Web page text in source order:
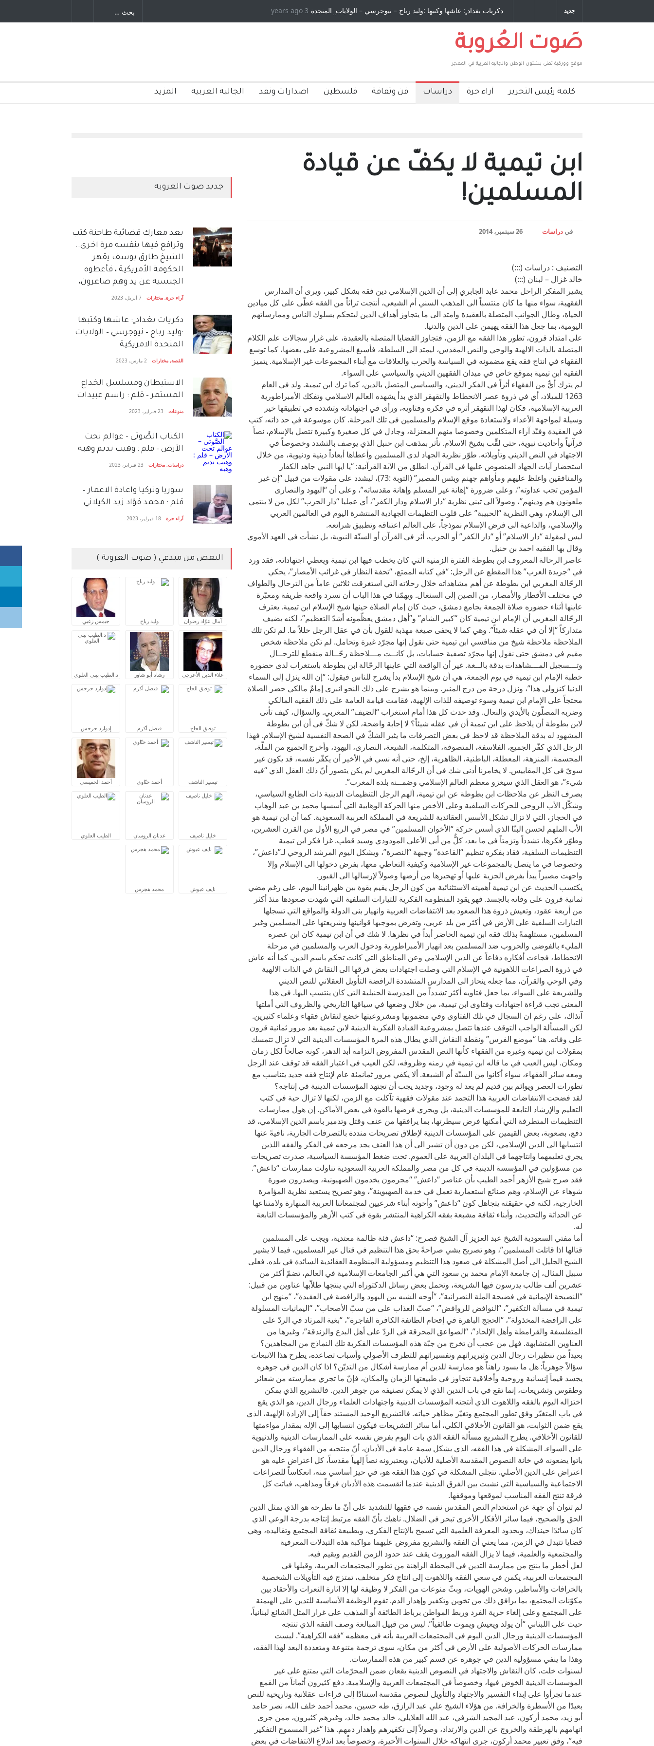
جديد الاستيطان ومسلسل الخداع المستمر - قلم : راسم عبيدات بغداد ٍ: عاشها وكتبها :وليد رباح – نيوجرسي – الولايات المتحدة
الامريكية
3 years ago
صَوت العُروبة
موقع وورقية تعنى بشئون الوطن والجاليه العربية في المهجر
كلمة رئيس التحرير آراء حرة دراسات فن وثقافة فلسطين اصدارات ونقد الجالية العربية المزيد
ابن تيمية لا يكفّ عن قيادة
المسلمين!
في دراسات 26 سبتمبر، 2014
التصنيف : دراسات (:::)
خالد غزال – لبنان (:::)
يشير المفكر الراحل محمد عابد الجابري إلى أن الدين الإسلامي دين فقه بشكل كبير، ويرى أن المدارس
الفقهية، سواء منها ما كان منتسباً الى المذهب السني أم الشيعي، أنتجت تراثاً من الفقه غطّى على كل ميادين
الحياة، وطال الجوانب المتصلة بالعقيدة وامتد الى ما يتجاوز أهداف الدين ليتحكم بسلوك الناس وممارساتهم
اليومية، بما جعل هذا الفقه يهيمن على الدين والدنيا.
على امتداد قرون، تطور هذا الفقه مع الزمن، فتجاوز القضايا المتصلة بالعقيدة، على غرار سجالات علم الكلام
المتصلة بالذات الالهية والوحي والنص المقدس، ليمتد الى السلطة، فأسبغ المشروعية على بعضها، كما توسع
الفقهاء في انتاج فقه يقع مضمونه في السياسة والحرب والعلاقات مع أبناء المجموعات غير الإسلامية. يتميز
الفقيه ابن تيمية بموقع خاص في ميدان الفقهين الديني والسياسي على السواء.
لم يترك أيٌّ من الفقهاء أثراً في الفكر الديني، والسياسي المتصل بالدين، كما ترك ابن تيمية. ولد في العام
1263 للميلاد، أي في ذروة عصر الانحطاط والتقهقر الذي بدأ يشهده العالم الاسلامي وتفكك الأمبراطورية
العربية الإسلامية، فكان لهذا التقهقر أثره في فكره وفتاويه، ورأى في اجتهاداته وتشدده في تطبيقها خير
وسيلة لمواجهة الأعداء ولاستعادة موقع الإسلام والمسلمين في تلك المرحلة. كان موسوعة في حد ذاته، كتب
في العقيدة وفنّد آراء المتكلمين وخصوصا منهم المعتزلة، وجادل في كل صغيرة وكبيرة تتصل بالإسلام، نصاً
قرآنياً وأحاديث نبوية، حتى لقِّب بشيخ الاسلام. تأثر بمذهب ابن حنبل الذي يوصف بالتشدد وخصوصاً في
الاجتهاد في النص الديني وتأويلاته. طوّر نظرية الجهاد لدى المسلمين وأعطاها أبعاداً دينية ودنيوية، من خلال
استحضار آيات الجهاد المنصوص عليها في القرآن. انطلق من الآية القرآنية: “يا ايها النبي جاهد الكفار
والمنافقين واغلظ عليهم ومأواهم جهنم وبئس المصير” (التوبة :73)، ليشدد على مقولات من قبيل “إن غير
المؤمن تجب عداوته”، وعلى ضرورة “إهانة غير المسلم وإهانة مقدساته”، وعلى أن “اليهود والنصارى
ملعونون هم ودينهم”، وصولاً الى تبني نظرية “دار الاسلام ودار الكفر”، أي عمليا “دار الحرب” لكل من لا ينتمي
الى الإسلام، وهي النظرية “الحبيبة” على قلوب التظيمات الجهادية المنتشرة اليوم في العالمين العربي
والإسلامي، والداعية الى فرض الإسلام نموذجاً، على العالم اعتناقه وتطبيق شرائعه.
ليس لمقولة “دار الاسلام” أو “دار الكفر” أو الحرب، أثر في القرآن أو السنّة النبوية، بل نشأت في العهد الأموي
وقال بها الفقيه احمد بن حنبل.
عاصر الرحالة المعروف ابن بطوطة الفترة الزمنية التي كان يخطب فيها ابن تيمية ويعطي اجتهاداته، فقد ورد
في “جريدة العرب” هذا المقطع عن الرجل: “في كتابه الممتع، “تحفة النظار في غرائب الأمصار”، يحكي
الرحّالة المغربي ابن بطوطة عن أهم مشاهداته خلال رحلاته التي استغرقت ثلاثين عاماً من الترحال والطواف
في مختلف الأقطار والأمصار، من الصين إلى السنغال. ويهمّنا في هذا الباب أن نسرد واقعة طريفة ومعبّرة
عاينها أثناء حضوره صلاة الجمعة بجامع دمشق، حيث كان إمام الصلاة حينها شيخ الإسلام ابن تيمية. يعترف
الرحّالة المغربي أن الإمام ابن تيمية كان “كبير الشام” و”أهل دمشق يعظّمونه أشدّ التعظيم”، لكنه يضيف
متداركاً “إلا أن في عقله شيئاً”. وهي كما لا يخفى صيغة مهذبة للقول بأن في عقل الرجل خللاً ما. لم تكن تلك
الملاحظة ملاحظة شيخ من منافسي ابن تيمية حتى نقول إنها مجرّد غيرة وتحامل. لم تكن ملاحظة شخص
مقيم في دمشق حتى نقول إنها مجرّد تصفية حسابات، بل كانــت مـــلاحظة رحّــالة منقطع للترحــال
وتـــسجيل المـــشاهدات بدقة بالــغة. غير أن الواقعة التي عاينها الرحّالة ابن بطوطة باستغراب لدى حضوره
خطبة الإمام ابن تيمية في يوم الجمعة، هي أن شيخ الإسلام بدأ يشرح للناس فيقول: “إن الله ينزل إلى السماء
الدنيا كنزولي هذا”، ونزل درجة من درج المنبر. وبينما هو يشرح على ذلك النحو انبرى إمامٌ مالكي حضر الصلاة
محتجاً على الإمام ابن تيمية وسوء توصيفه للذات الإلهية، فقامت قيامة العامة على ذلك الفقيه المالكي
وضربه المصلّون بالأيدي والنعال. وقد حدث كل هذا أمام استغراب “الضيف” المغربي. والسؤال، كيف تأتى
لابن بطوطة أن يلاحظ على ابن تيمية أن في عقله شيئاً؟ لا إجابة واضحة، لكن لا شكّ في أن ابن بطوطة
المشهود له بدقة الملاحظة قد لاحظ في بعض التصرفات ما يثير الشكّ في الصحة النفسية لشيخ الإسلام. فهذا
الرجل الذي كفّر الجميع، الفلاسفة، المتصوفة، المتكلمة، الشيعة، النصارى، اليهود، وأخرج الجميع من الملّة،
المجسمة، المنزهة، المعطلة، الباطنية، الظاهرية، إلخ، حتى أنه نسي في الأخير أن يكفّر نفسه، قد يكون غير
سويّ في كل المقاييس. لا يخامرنا أدنى شك في أن الرحّالة المغربي لم يكن يتصور أنّ ذلك العقل الذي “فيه
شيء”، هو العقل الذي سيغزو معظم العالم الإسلامي وضمــنه بلده المغرب”.
بصرف النظر عن ملاحظات ابن بطوطة عن ابن تيمية، ألهم الرجل التنظيمات الدينية ذات الطابع السياسي،
وشكّل الأب الروحي للحركات السلفية وعلى الأخص منها الحركة الوهابية التي أسسها محمد بن عبد الوهاب
في الحجاز، التي لا تزال تشكل الأسس العقائدية للشريعة في المملكة العربية السعودية. كما أن ابن تيمية هو
الأب الملهم لحسن البنّا الذي أسس حركة “الأخوان المسلمين” في مصر في الربع الأول من القرن العشرين،
وطوّر فكرها، تشدداً وتزمتاً في ما بعد، كلٌّ من أبي الأعلى المودودي وسيد قطب. غزا فكر ابن تيمية
التنظيمات السلفية، فقاد بفكره تنظيم “القاعدة” وجبهة “النصرة”، ويشكل اليوم المرشد الروحي لـ”داعش”،
وخصوصا في ما يتصل بالمجموعات غير الإسلامية وكيفية التعاطي معها، بفرض دخولها الى الإسلام وإلا
واجهت مصيراً يبدأ بفرض الجزية عليها أو تهجيرها من أرضها وصولاً لإرسالها الى القبور.
يكتسب الحديث عن ابن تيمية أهميته الاستثنائية من كون الرجل يقيم بقوة بين ظهرانينا اليوم، على رغم مضي
ثمانية قرون على وفاته بالجسد. فهو يقود المنظومة الفكرية للتيارات السلفية التي شهدت صعودها منذ أكثر
من أربعة عقود، وتعيش ذروة هذا الصعود بعد الانتفاضات العربية وانهيار بنى الدولة والمواقع التي تسجلها
التيارات السلفية على الأرض في أكثر من بلد عربي، وتفرض بموجبها قوانينها وشريعتها على المسلمين وغير
المسلمين، مستلهمةً بذلك فقه ابن تيمية الحاضر أبداً في نظرها. لا شك في أن ابن تيمية كان ابن عصره
المليء بالفوضى والحروب ضد المسلمين بعد انهيار الأمبراطورية ودخول العرب والمسلمين في مرحلة
الانحطاط، فجاءت أفكاره دفاعاً عن الدين الإسلامي وعن المناطق التي كانت تحكم باسم الدين. كما أنه عاش
في ذروة الصراعات اللاهوتية في الإسلام التي وصلت اجتهادات بعض فرقها الى النقاش في الذات الالهية
وفي الوحي والقرآن، مما جعله ينحاز الى المدارس المتشددة الرافضة التأويل العقلاني للنص الديني
وللشريعة على السواء، بما جعل فتاويه أكثر تشدداً من المدرسة الحنبلية التي كان ينتسب اليها. في هذا
المعنى تجب قراءة اجتهادات وفتاوى ابن تيمية، من خلال وضعها في سياقها التاريخي والظروف التي أملتها
آنذاك، على رغم ان السجال في تلك الفتاوى وفي مضمونها ومشروعيتها خضع لنقاش فقهاء وعلماء كثيرين.
لكن المسألة الواجب التوقف عندها تتصل بمشروعية القيادة الفكرية الدينية لابن تيمية بعد مرور ثمانية قرون
على وفاته. هنا “موضع الفرس” ونقطة النقاش الذي يطال هذه المرة المؤسسات الدينية التي لا تزال تتمسك
بمقولات ابن تيمية وغيره من الفقهاء كأنها النص المقدس المفروض التزامه أبد الدهر، كونه صالحاً لكل زمان
ومكان. ليس العيب في ما قاله ابن تيمية في زمنه وظروفه، لكن العيب في اعتبار الفقه قد توقف عند الرجل
ومعه سائر الفقهاء، سواء أكانوا من السنّة أم الشيعة. ألا يكفي مرور ثمانمئة عام لإنتاج فقه جديد يتناسب مع
تطورات العصر ويوائم بين قديم لم يعد له وجود، وجديد يجب أن تجتهد المؤسسات الدينية في إنتاجه؟
لقد فضحت الانتفاضات العربية هذا التجمد عند مقولات فقهية تآكلت مع الزمن، لكنها لا تزال حية في كتب
التعليم والإرشاد التابعة للمؤسسات الدينية، بل ويجري فرضها بالقوة في بعض الأماكن. إن هول ممارسات
التنظيمات المتطرفة التي أمكنها فرض سيطرتها، بما يرافقها من عنف وقتل وتدمير باسم الدين الإسلامي، قد
دفع، بصعوبة، بعض القيمين على المؤسسات الدينية لإطلاق تصريحات منددة بالتصرفات الجارية، نافيةً عنها
انتسابها الى الدين الإسلامي، لكن من دون أن تشير الى أن هذا العنف يجد مرجعه في الفكر والفقه اللذين
يجري تعليمهما وانتاجهما في البلدان العربية على العموم. تحت ضغط المؤسسة السياسية، صدرت تصريحات
من مسؤولين في المؤسسة الدينية في كل من مصر والمملكة العربية السعودية تناولت ممارسات “داعش”.
فقد صرح شيخ الأزهر أحمد الطيب بأن عناصر “داعش” “مجرمون يخدمون الصهيونية، ويصدرون صورة
شوهاء عن الإسلام، وهم صنائع استعمارية تعمل في خدمة الصهيوينة”، وهو تصريح يستعيد نظرية المؤامرة
الخارجية، لكنه في حقيقته يتجاهل كون “داعش” وأخوته أبناء شرعيين لمجتمعاتنا العربية المنهارة ولامتناعها
عن الحداثة والتحديث، وأبناء ثقافة مشبعة بفقه الكراهية المنتشر بقوة في كتب الأزهر والمؤسسات التابعة
له.
أما مفتي السعودية الشيخ عبد العزيز آل الشيخ فصرح: “داعش فئة ظالمة معتدية، ويجب على المسلمين
قتالها اذا قاتلت المسلمين”، وهو تصريح يشي صراحةً بحق هذا التنظيم في قتال غير المسلمين، فيما لا يشير
الشيخ الجليل الى أصل المشكلة في صعود هذا التنظيم ومسؤولية المنظومة العقائدية السائدة في بلده. فعلى
سبيل المثال، إن جامعة الإمام محمد بن سعود التي هي أكبر الجامعات الإسلامية في العالم، تضمّ أكثر من
عشرين ألف طالب يدرسون فيها الشريعة، وتحمل بعض رسائل الدكتوراه التي ينتجها طلاّبها عناوين من قبيل:
“النصيحة الإيمانية في فضيحة الملة النصرانية”، “أوجه الشبه بين اليهود والرافضة في العقيدة”، “منهج ابن
تيمية في مسألة التكفير”، “النوافض للروافض”، “صبّ العذاب على من سبّ الأصحاب”، “اليمانيات المسلولة
على الرافضة المخذولة”، “الحجج الباهرة في إفحام الطائفة الكافرة الفاجرة”، “بغية المرتاد في الردّ على
المتفلسفة والقرامطة وأهل الإلحاد”، “الصواعق المحرقة في الردّ على أهل البدع والزندقة”، وغيرها من
العناوين المتشابهة. فهل من عجب أن تخرج من جبّة هذه المؤسسات الفكرية تلك النماذج من المجاهدين؟
بعيداً من تنظيرات رجال الدين وتبريراتهم وتفسيراتهم للتطرف الأصولي وأسباب تصاعده، يطرح هذا الانبعاث
سؤالاً جوهرياً: هل ما يسود راهناً هو ممارسة للدين أم ممارسة أشكال من التديّن؟ اذا كان الدين في جوهره
يجسد قيماً إنسانية وروحية وأخلاقية تتجاوز في طبيعتها الزمان والمكان، فإنّ ما تجري ممارسته من شعائر
وطقوس وتشريعات، إنما تقع في باب التدين الذي لا يمكن تصنيفه من جوهر الدين. فالتشريع الذي يمكن
اختزاله اليوم بالفقه واللاهوت الذي أنتجته المؤسسات الدينية واجتهادات العلماء ورجال الدين، هو الذي يقع
في باب المتغيّر وفق تطور المجتمع وتغيّر مظاهر حياته. فالتشريع الوحيد المستند حقاً إلى الإرادة الإلهية، الذي
يقع ضمن الثوابت، هو القانون الأخلاقي الكلي، أما سائر التشريعات فيكون انتسابها إلى الإله بمقدار مواءمتها
للقانون الأخلاقي. يطرح التشريع مسألة الفقه الذي بات اليوم يفرض نفسه على الممارسات الدينية والدنيوية
على السواء. المشكلة في هذا الفقه، الذي يشكل سمة عامة في الأديان، أنّ منتجيه من الفقهاء ورجال الدين
باتوا يضعونه في خانة النصوص المقدسة الأصلية للأديان، ويعتبرونه نصاً إلهياً مقدساً، كل اعتراض عليه هو
اعتراض على الدين الأصلي. تتجلى المشكلة في كون هذا الفقه هو، في حيز أساسي منه، انعكاساً للصراعات
الاجتماعية والسياسية التي نشبت بين الفرق الدينية عندما انقسمت هذه الأديان فرقاً ومذاهب، فباتت كل
فرقة تنتج الفقه المناسب لموقعها وموقفها.
لم تتوان أي جهة عن استخدام النص المقدس نفسه في فقهها للتشديد على أنّ ما تطرحه هو الذي يمثل الدين
الحق والصحيح، فيما سائر الأفكار الأخرى تبحر في الضلال. ناهيك بأنّ الفقه مرتبط إنتاجه بدرجة الوعي الذي
كان سائدًا حينذاك، وبحدود المعرفة العلمية التي تسمح بالإنتاج الفكري، وبطبيعة ثقافة المجتمع وتقاليده، وهي
قضايا تتبدل في الزمن، مما يعني أن الفقه والتشريع مفروض عليهما مواكبة هذه التبدلات المعرفية
والمجتمعية والعلمية، فيما لا يزال الفقه الموروث يقف عند حدود الزمن القديم ويقيم فيه.
لعل أخطر ما ينتج من ممارسة التدين في المحطة الراهنة من تطور المجتمعات العربية، وقبلها في
المجتمعات الغربية، يكمن في سعي الفقه واللاهوت إلى انتاج فكر متخلف، تمتزج فيه التأويلات الشخصية
بالخرافات والأساطير، وشحن الهويات، وبثّ منوعات من الفكر لا وظيفة لها إلا اثارة النعرات والأحقاد بين
مكوّنات المجتمع، بما يرافق ذلك من تخوين وتكفير وإهدار الدم. تقوم الوظيفة الأساسية للتدين على الهيمنة
على المجتمع وعلى إلغاء حرية الفرد وربط المواطن برباط الطائفة أو المذهب على غرار المثل الشائع لبنانياً،
حيث على اللبناني “أن يولد ويعيش ويموت طائفياً”. ليس من قبيل المبالغة وصف الفقه الذي تنتجه
المؤسسات الدينية ورجال الدين اليوم في المجتمعات العربية بأنه في معظمه “فقه الكراهية”. ليست
ممارسات الحركات الأصولية على الأرض في أكثر من مكان، سوى ترجمة متنوعة ومتعددة البعد لهذا الفقه،
وهذا ما ينفي مسؤولية الدين في جوهره عن قسم كبير من هذه الممارسات.
لسنوات خلت، كان النقاش والاجتهاد في النصوص الدينية يقعان ضمن المحرّمات التي يمتنع على غير
المؤسسات الدينية الخوض فيها، وخصوصاً في المجتمعات العربية والإسلامية. دفع كثيرون أثماناً من القمع
عندما تجرأوا على إبداء التفسير والاجتهاد والتأويل لنصوص مقدسة استنادًا إلى قراءات عقلانية وتاريخية للنص
بعيدًا من الأسطرة والخرافة. من هؤلاء الشيخ علي عبد الرازق، طه حسين، محمد أحمد خلف الله، نصر حامد
أبو زيد، محمد أركون، عبد المجيد الشرفي، عبد الله العلايلي، خالد محمد خالد، وغيرهم كثيرون، ممن جرى
اتهامهم بالهرطقة والخروج عن الدين والارتداد، وصولاً إلى تكفيرهم وإهدار دمهم. هذا “غير المسموح التفكير
فيه”، وفق تعبير محمد أركون، جرى انتهاكه خلال السنوات الأخيرة، وخصوصاً بعد اندلاع الانتفاضات في بعض
جديد صوت العروبة
بعد معارك قضائية طاحنة كتب
وترافع فيها بنفسه مرة اخرى..
الشيخ طارق يوسف يقهر
الحكومة الأمريكية ، فأعطوه
الجنسية عن يد وهم صاغرون،
آراء حرة, مختارات 7 أبريل، 2023
دكريات بغداد ٍ: عاشها وكتبها
:وليد رباح – نيوجرسي – الولايات
المتحدة الامريكية
القصة, مختارات 2 مارس، 2023
الاستيطان ومسلسل الخداع
المستمر – قلم : راسم عبيدات
منوعات 23 فبراير، 2023
الكتاب الصَّوتي – عوالم تحت
الأرض – قلم : وهيب نديم وهبه
دراسات, مختارات 23 فبراير، 2023
سوريا وتركيا واعادة الاعمار –
قلم : محمد فؤاد زيد الكيلاني
آراء حرة 18 فبراير، 2023
البعض من مبدعي ( صوت العروبة )
آمال عوّاد رضوان وليد رباح جيمس زغبي
علاء الدين الأعرجي رشاد أبو شاور د.الطيب بيتي العلوي
توفيق الحاج فيصل أكرم إدوارد جرجس
تيسير الناشف أحمد ختّاوي أحمد الخميسي
خليل ناصيف عدنان الروسان الطيب العلوي
نايف عبوش محمد هجرس